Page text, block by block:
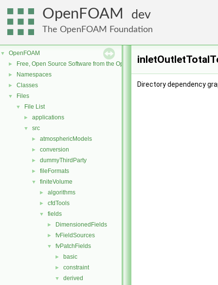
OpenFOAM dev
The OpenFOAM Foundation
▼ OpenFOAM
► Free, Open Source Software from the OpenFOAM Foundation
► Namespaces
► Classes
▼ Files
▼ File List
► applications
▼ src
► atmosphericModels
► conversion
► dummyThirdParty
► fileFormats
▼ finiteVolume
► algorithms
► cfdTools
▼ fields
► DimensionedFields
► fvFieldSources
▼ fvPatchFields
► basic
► constraint
▼ derived
Directory dependency